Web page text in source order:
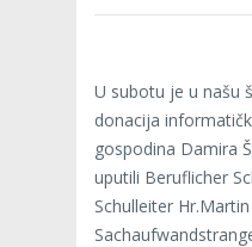
U subotu je u našu
donacija
gospodina Damira
uputili Beruflicher
Schulleiter